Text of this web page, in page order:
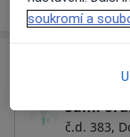
Sam.
č.d. 383,
soukromí a